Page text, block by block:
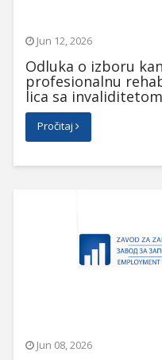
Jun 12, 2026
Odluka o izboru
profesionalnu
lica sa invaliditetom
Pročitaj
Jun 08, 2026